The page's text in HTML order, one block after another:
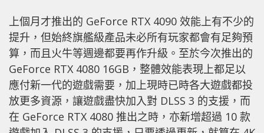
上個月才推出的 GeForce RTX 4090 效能上有不少的
提升，但始終旗艦級產品未必所有玩家都會有足夠預
算，而且火牛等週邊都要再作升級。至於今次推出的
GeForce RTX 4080 16GB，整體效能表現上都足以
應付新一代的遊戲需要，加上現時已時各大遊戲都投
放更多資源，讓遊戲盡快加入對 DLSS 3 的支援，而
在 GeForce RTX 4080 推出之時，亦新增超過 10 款